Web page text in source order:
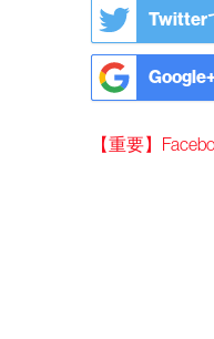
Twitter
【重要】